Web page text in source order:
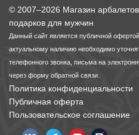
© 2007–2026 Магазин
подарков для мужчин
Данный сайт является публичной
актуальному наличию необходимо
телефонного звонка, письма на
через форму обратной связи.
Политика конфиденциальности
Публичная оферта
Пользовательское соглашение